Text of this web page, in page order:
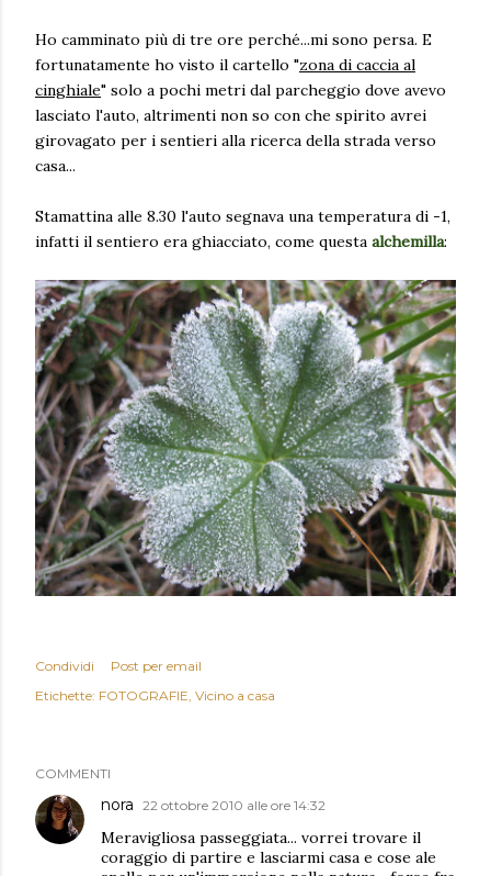
Ho camminato più di tre ore perché...mi sono persa. E
fortunatamente ho visto il cartello "zona di caccia al
cinghiale" solo a pochi metri dal parcheggio dove avevo
lasciato l'auto, altrimenti non so con che spirito avrei
girovagato per i sentieri alla ricerca della strada verso
casa...
Stamattina alle 8.30 l'auto segnava una temperatura di -1,
infatti il sentiero era ghiacciato, come questa alchemilla:
Condividi
Post per email
Etichette: FOTOGRAFIE Vicino a casa
COMMENTI
nora 22 ottobre 2010 alle ore 14:32
Meravigliosa passeggiata... vorrei trovare il
coraggio di partire e lasciarmi casa e cose ale